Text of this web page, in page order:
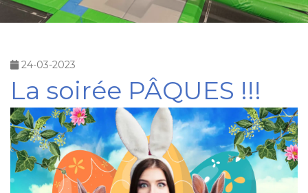
24-03-2023
La soirée PÂQUES !!!